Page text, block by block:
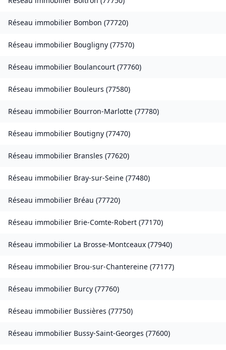
Réseau immobilier Bombon (77720)
Réseau immobilier Bougligny (77570)
Réseau immobilier Boulancourt (77760)
Réseau immobilier Bouleurs (77580)
Réseau immobilier Bourron-Marlotte (77780)
Réseau immobilier Boutigny (77470)
Réseau immobilier Bransles (77620)
Réseau immobilier Bray-sur-Seine (77480)
Réseau immobilier Bréau (77720)
Réseau immobilier Brie-Comte-Robert (77170)
Réseau immobilier La Brosse-Montceaux (77940)
Réseau immobilier Brou-sur-Chantereine (77177)
Réseau immobilier Burcy (77760)
Réseau immobilier Bussières (77750)
Réseau immobilier Bussy-Saint-Georges (77600)